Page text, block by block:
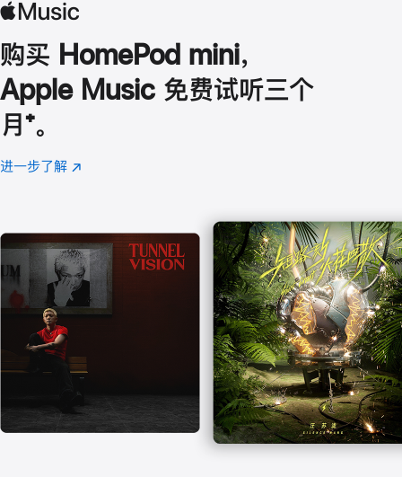
购买 HomePod mini，
Apple Music 免费试听三个
月 脚
注
⁺。
进一步了解 Apple
(在
口
中
打
开)